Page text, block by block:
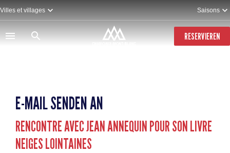
Direkt
zum
Inhalt
Villes et villages Saisons
RESERVIEREN
E-MAIL SENDEN AN
RENCONTRE AVEC JEAN ANNEQUIN POUR SON LIVRE
NEIGES LOINTAINES